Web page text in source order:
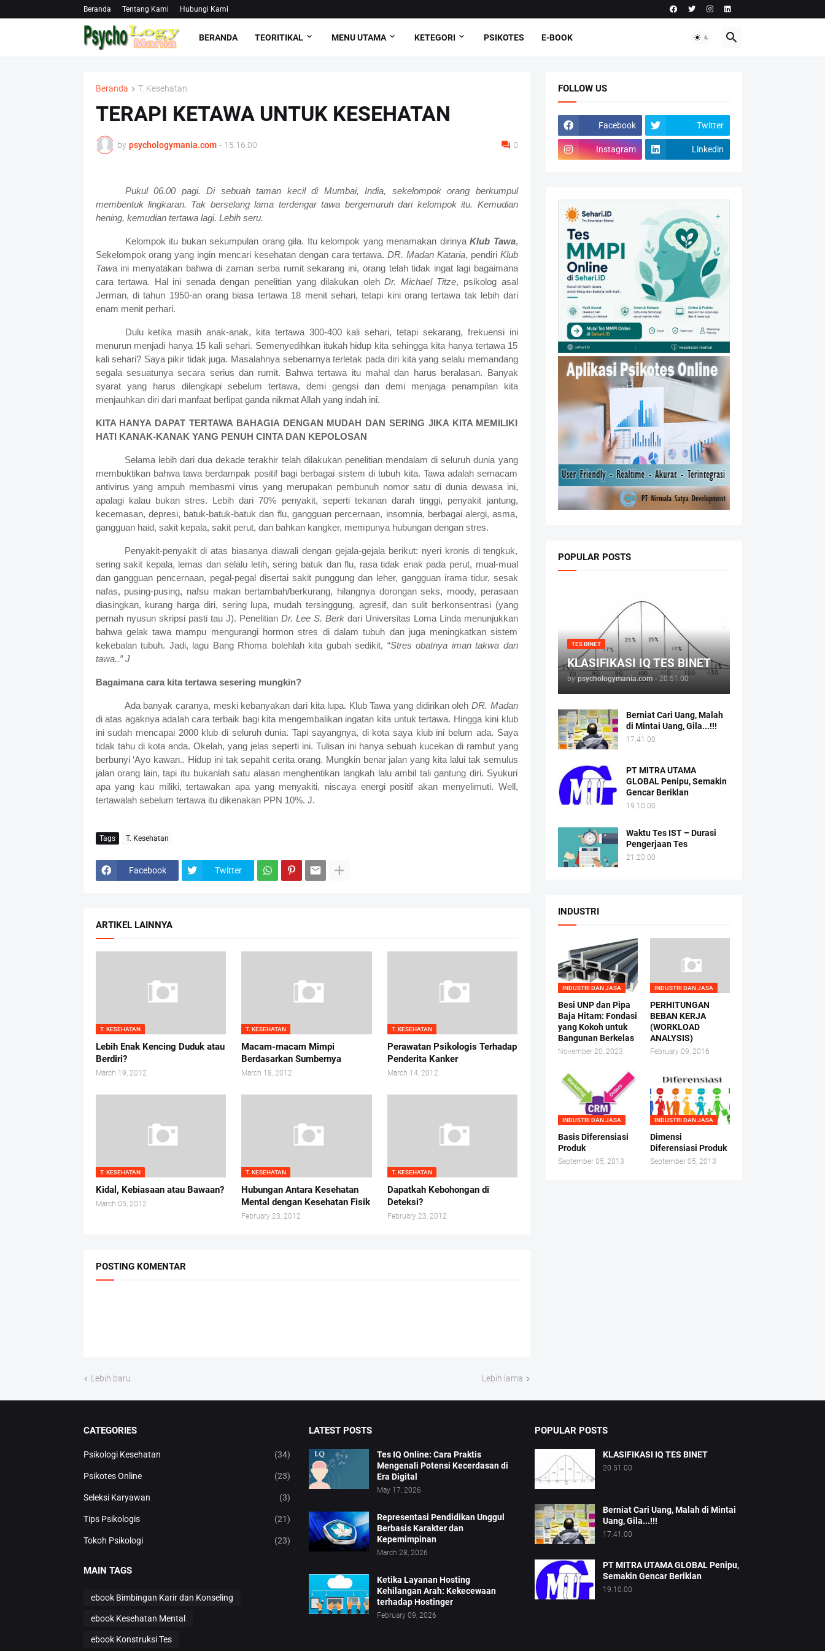
Beranda Tentang Kami Hubungi Kami
BERANDA TEORITIKAL MENU UTAMA KETEGORI PSIKOTES E-BOOK
Beranda T. Kesehatan
TERAPI KETAWA UNTUK KESEHATAN
by psychologymania.com - 15.16.00 0
Pukul 06.00 pagi. Di sebuah taman kecil di Mumbai, India, sekelompok orang berkumpul
membentuk lingkaran. Tak berselang lama terdengar tawa bergemuruh dari kelompok itu. Kemudian
hening, kemudian tertawa lagi. Lebih seru.
Kelompok itu bukan sekumpulan orang gila. Itu kelompok yang menamakan dirinya Klub Tawa,
Sekelompok orang yang ingin mencari kesehatan dengan cara tertawa. DR. Madan Kataria, pendiri Klub
Tawa ini menyatakan bahwa di zaman serba rumit sekarang ini, orang telah tidak ingat lagi bagaimana
cara tertawa. Hal ini senada dengan penelitian yang dilakukan olehDr. Michael Titze, psikolog asal
Jerman, di tahun 1950-an orang biasa tertawa 18 menit sehari, tetapi kini orang tertawa tak lebih dari
enam menit perhari.
Dulu ketika masih anak-anak, kita tertawa 300-400 kali sehari, tetapi sekarang, frekuensi ini
menurun menjadi hanya 15 kali sehari. Semenyedihkan itukah hidup kita sehingga kita hanya tertawa 15
kali sehari? Saya pikir tidak juga. Masalahnya sebenarnya terletak pada diri kita yang selalu memandang
segala sesuatunya secara serius dan rumit. Bahwa tertawa itu mahal dan harus beralasan. Banyak
syarat yang harus dilengkapi sebelum tertawa, demi gengsi dan demi menjaga penampilan kita
menjauhkan diri dari manfaat berlipat ganda nikmat Allah yang indah ini.
KITA HANYA DAPAT TERTAWA BAHAGIA DENGAN MUDAH DAN SERING JIKA KITA MEMILIKI
HATI KANAK-KANAK YANG PENUH CINTA DAN KEPOLOSAN
Selama lebih dari dua dekade terakhir telah dilakukan penelitian mendalam di seluruh dunia yang
membuktikan bahwa tawa berdampak positif bagi berbagai sistem di tubuh kita. Tawa adalah semacam
antivirus yang ampuh membasmi virus yang merupakan pembunuh nomor satu di dunia dewasa ini,
apalagi kalau bukan stres. Lebih dari 70% penyakit, seperti tekanan darah tinggi, penyakit jantung,
kecemasan, depresi, batuk-batuk-batuk dan flu, gangguan percernaan, insomnia, berbagai alergi, asma,
gangguan haid, sakit kepala, sakit perut, dan bahkan kangker, mempunya hubungan dengan stres.
Penyakit-penyakit di atas biasanya diawali dengan gejala-gejala berikut: nyeri kronis di tengkuk,
sering sakit kepala, lemas dan selalu letih, sering batuk dan flu, rasa tidak enak pada perut, mual-mual
dan gangguan pencernaan, pegal-pegal disertai sakit punggung dan leher, gangguan irama tidur, sesak
nafas, pusing-pusing, nafsu makan bertambah/berkurang, hilangnya dorongan seks, moody, perasaan
diasingkan, kurang harga diri, sering lupa, mudah tersinggung, agresif, dan sulit berkonsentrasi (yang
pernah nyusun skripsi pasti tau J). Penelitian Dr. Lee S. Berkdari Universitas Loma Linda menunjukkan
bahwa gelak tawa mampu mengurangi hormon stres di dalam tubuh dan juga meningkatkan sistem
kekebalan tubuh. Jadi, lagu Bang Rhoma bolehlah kita gubah sedikit, “Stres obatnya iman takwa dan
tawa..”J
Bagaimana cara kita tertawa sesering mungkin?
Ada banyak caranya, meski kebanyakan dari kita lupa. Klub Tawa yang didirikan oleh DR. Madan
di atas agaknya adalah cara terbaik bagi kita mengembalikan ingatan kita untuk tertawa. Hingga kini klub
ini sudah mencapai 2000 klub di seluruh dunia. Tapi sayangnya, di kota saya klub ini belum ada. Saya
tidak tahu di kota anda. Okelah, yang jelas seperti ini. Tulisan ini hanya sebuah kucekan di rambut yang
berbunyi ‘Ayo kawan.. Hidup ini tak sepahit cerita orang. Mungkin benar jalan yang kita lalui tak semulus
jalan orang lain, tapi itu bukanlah satu alasan menghentikan langkah lalu ambil tali gantung diri. Syukuri
apa yang kau miliki, tertawakan apa yang menyakiti, niscaya energi positif akan menyelimuti. Well,
tertawalah sebelum tertawa itu dikenakan PPN 10%. J.
Tags T. Kesehatan
Facebook Twitter
ARTIKEL LAINNYA
T. KESEHATAN
Lebih Enak Kencing Duduk atau
Berdiri?
March 19, 2012
T. KESEHATAN
Macam-macam Mimpi
Berdasarkan Sumbernya
March 18, 2012
T. KESEHATAN
Perawatan Psikologis Terhadap
Penderita Kanker
March 14, 2012
T. KESEHATAN
Kidal, Kebiasaan atau Bawaan?
March 05, 2012
T. KESEHATAN
Hubungan Antara Kesehatan
Mental dengan Kesehatan Fisik
February 23, 2012
T. KESEHATAN
Dapatkah Kebohongan di
Deteksi?
February 23, 2012
POSTING KOMENTAR
Lebih baru Lebih lama
FOLLOW US
Facebook Twitter
Instagram Linkedin
POPULAR POSTS
TES BINET
KLASIFIKASI IQ TES BINET
by psychologymania.com - 20.51.00
Berniat Cari Uang, Malah
di Mintai Uang, Gila...!!!
17.41.00
PT MITRA UTAMA
GLOBAL Penipu, Semakin
Gencar Beriklan
19.10.00
Waktu Tes IST – Durasi
Pengerjaan Tes
21.20.00
INDUSTRI
INDUSTRI DAN JASA
Besi UNP dan Pipa
Baja Hitam: Fondasi
yang Kokoh untuk
Bangunan Berkelas
November 20, 2023
INDUSTRI DAN JASA
PERHITUNGAN
BEBAN KERJA
(WORKLOAD
ANALYSIS)
February 09, 2016
INDUSTRI DAN JASA
Basis Diferensiasi
Produk
September 05, 2013
INDUSTRI DAN JASA
Dimensi
Diferensiasi Produk
September 05, 2013
CATEGORIES
Psikologi Kesehatan (34)
Psikotes Online (23)
Seleksi Karyawan (3)
Tips Psikologis (21)
Tokoh Psikologi (23)
MAIN TAGS
ebook Bimbingan Karir dan Konseling
ebook Kesehatan Mental
ebook Konstruksi Tes
LATEST POSTS
Tes IQ Online: Cara Praktis
Mengenali Potensi Kecerdasan di
Era Digital
May 17, 2026
Representasi Pendidikan Unggul
Berbasis Karakter dan
Kepemimpinan
March 28, 2026
Ketika Layanan Hosting
Kehilangan Arah: Kekecewaan
terhadap Hostinger
February 09, 2026
POPULAR POSTS
KLASIFIKASI IQ TES BINET
20.51.00
Berniat Cari Uang, Malah di Mintai
Uang, Gila...!!!
17.41.00
PT MITRA UTAMA GLOBAL Penipu,
Semakin Gencar Beriklan
19.10.00